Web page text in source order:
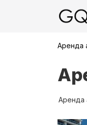
Аренда
Аренда